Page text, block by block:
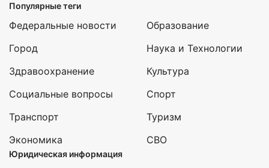
Популярные теги
Федеральные новости
Город
Здравоохранение
Социальные вопросы
Транспорт
Экономика
Образование
Наука и Технологии
Культура
Спорт
Туризм
СВО
Юридическая информация